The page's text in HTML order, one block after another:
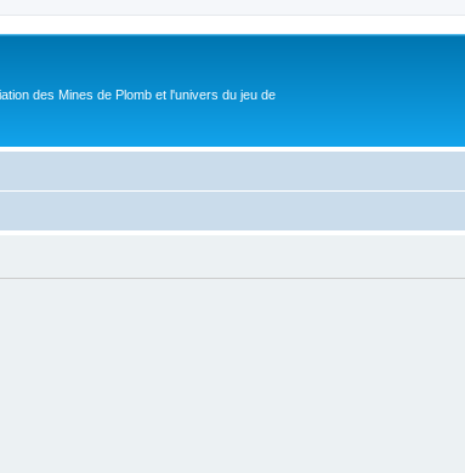
des Mines de Plomb et l'univers du jeu de